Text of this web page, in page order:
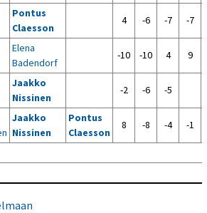
Pontus
Claesson
4 -6 -7 -7
Elena
Badendorf
-10 -10 4 9
Jaakko
Nissinen
-2 -6 -5
Jaakko
Nissinen
Pontus
Claesson
8 -8 -4 -1